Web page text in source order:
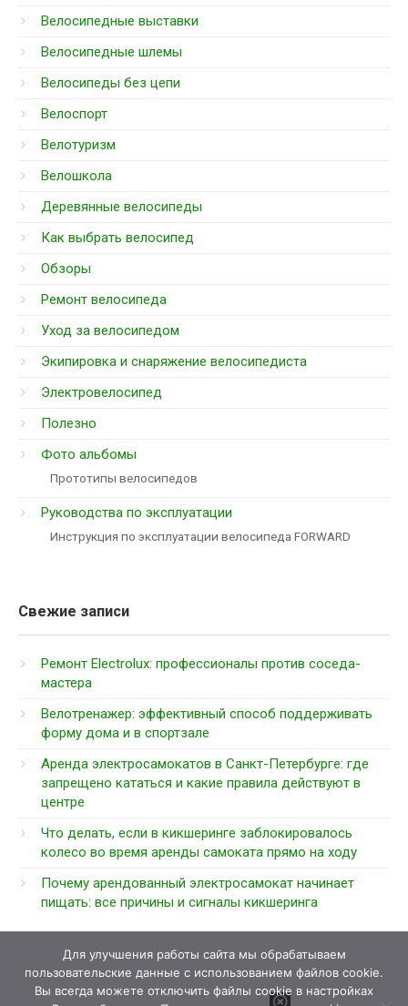
Велосипедные выставки
Велосипедные шлемы
Велосипеды без цепи
Велоспорт
Велотуризм
Велошкола
Деревянные велосипеды
Как выбрать велосипед
Обзоры
Ремонт велосипеда
Уход за велосипедом
Экипировка и снаряжение велосипедиста
Электровелосипед
Полезно
Фото альбомы
Прототипы велосипедов
Руководства по эксплуатации
Инструкция по эксплуатации велосипеда FORWARD
Свежие записи
Ремонт Electrolux: профессионалы против соседа-
мастера
Велотренажер: эффективный способ поддерживать
форму дома и в спортзале
Аренда электросамокатов в Санкт-Петербурге: где
запрещено кататься и какие правила действуют в
центре
Что делать, если в кикшеринге заблокировалось
колесо во время аренды самоката прямо на ходу
Почему арендованный электросамокат начинает
пищать: все причины и сигналы кикшеринга
Для улучшения работы сайта мы обрабатываем
пользовательские данные с использованием файлов cookie.
Вы всегда можете отключить файлы cookie в настройках